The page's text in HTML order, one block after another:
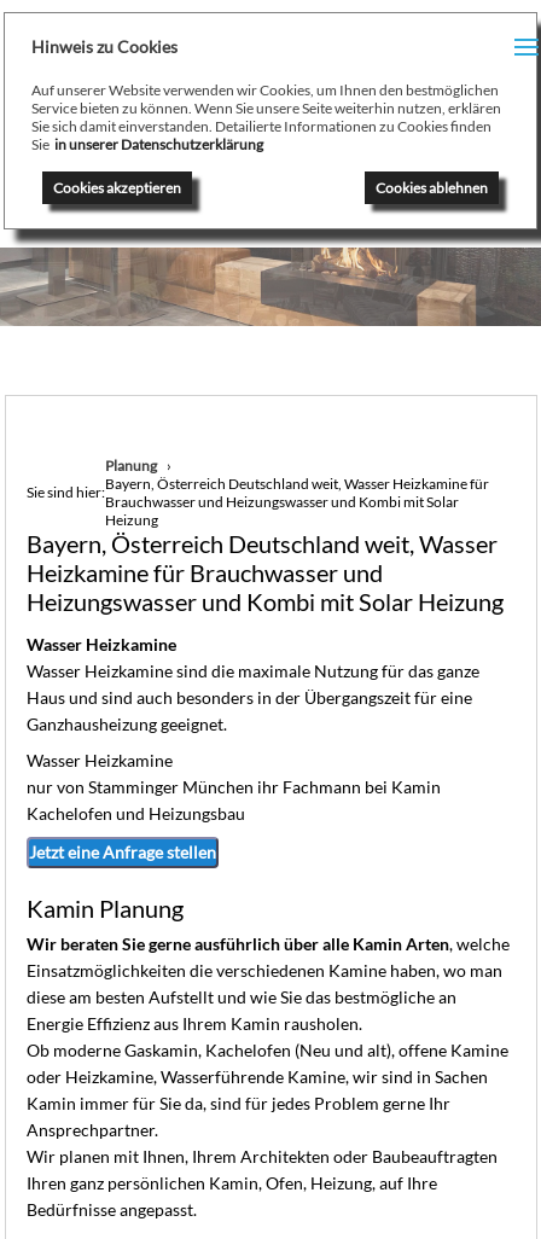
Hinweis zu Cookies
Auf unserer Website verwenden wir Cookies, um Ihnen den bestmöglichen
Service bieten zu können. Wenn Sie unsere Seite weiterhin nutzen, erklären
Sie sich damit einverstanden. Detailierte Informationen zu Cookies finden
Sie in unserer Datenschutzerklärung
Cookies ablehnen
Cookies akzeptieren
August Stamminger
Beratung - Planung - Ausführung - Wartung - Reparatur
Ofenbau Kaminbau Gaskamine Kachelofen Heizkamine
Sie sind hier:
Planung
Bayern, Österreich Deutschland weit, Wasser Heizkamine für
Brauchwasser und Heizungswasser und Kombi mit Solar
Heizung
Bayern, Österreich Deutschland weit, Wasser
Heizkamine für Brauchwasser und
Heizungswasser und Kombi mit Solar Heizung
Wasser Heizkamine
Wasser Heizkamine sind die maximale Nutzung für das ganze
Haus und sind auch besonders in der Übergangszeit für eine
Ganzhausheizung geeignet.
Wasser Heizkamine
nur von Stamminger München ihr Fachmann bei Kamin
Kachelofen und Heizungsbau
Jetzt eine Anfrage stellen
Kamin Planung
Wir beraten Sie gerne ausführlich über alle Kamin Arten, welche
Einsatzmöglichkeiten die verschiedenen Kamine haben, wo man
diese am besten Aufstellt und wie Sie das bestmögliche an
Energie Effizienz aus Ihrem Kamin rausholen.
Ob moderne Gaskamin, Kachelofen (Neu und alt), offene Kamine
oder Heizkamine, Wasserführende Kamine, wir sind in Sachen
Kamin immer für Sie da, sind für jedes Problem gerne Ihr
Ansprechpartner.
Wir planen mit Ihnen, Ihrem Architekten oder Baubeauftragten
Ihren ganz persönlichen Kamin, Ofen, Heizung, auf Ihre
Bedürfnisse angepasst.